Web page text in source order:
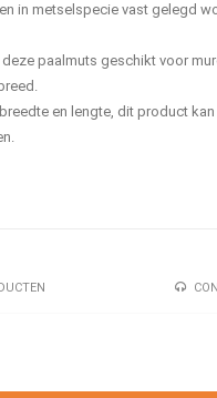
in metselspecie vast gelegd
paalmuts geschikt voor
en lengte, dit product